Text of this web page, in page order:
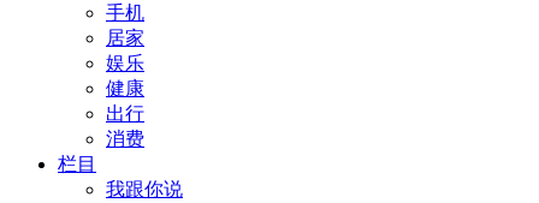
手机
居家
娱乐
健康
出行
消费
栏目
我跟你说